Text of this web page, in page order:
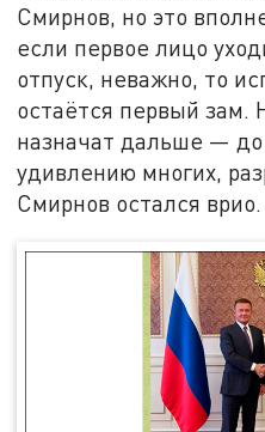
Смирнов, но это
если первое лицо
отпуск, неважно, то
остаётся первый зам.
назначат дальше —
удивлению многих,
Смирнов остался врио.